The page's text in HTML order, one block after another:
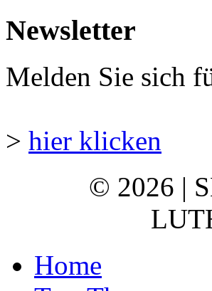
Newsletter
Melden Sie sich
> hier klicken
© 2026 |
Home